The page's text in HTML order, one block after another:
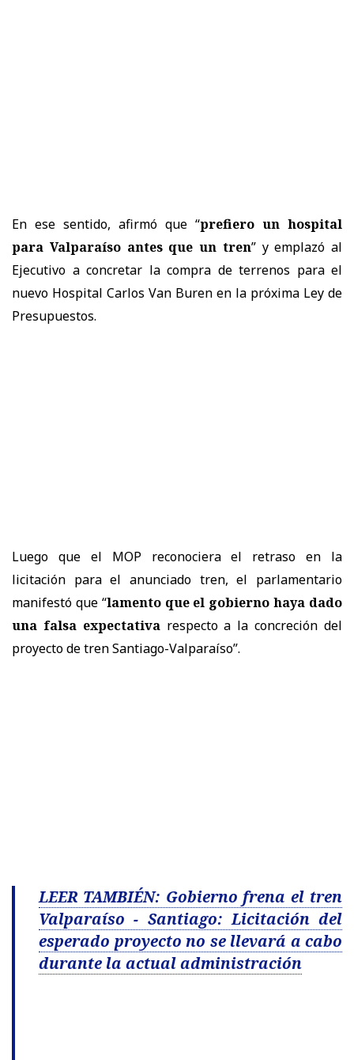
En ese sentido, afirmó que “prefiero un hospital
para Valparaíso antes que un tren” y emplazó al
Ejecutivo a concretar la compra de terrenos para el
nuevo Hospital Carlos Van Buren en la próxima Ley de
Presupuestos.
Luego que el MOP reconociera el retraso en la
licitación para el anunciado tren, el parlamentario
manifestó que “lamento que el gobierno haya dado
una falsa expectativarespecto a la concreción del
proyecto de tren Santiago-Valparaíso”.
LEER TAMBIÉN: Gobierno frena el tren
Valparaíso - Santiago: Licitación del
esperado proyecto no se llevará a cabo
durante la actual administración